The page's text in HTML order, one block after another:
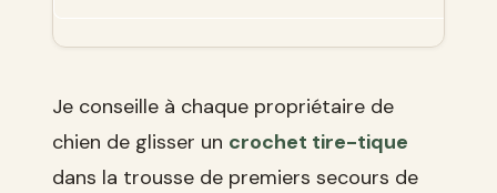
Je conseille à chaque propriétaire de
chien de glisser un crochet tire-tique
dans la trousse de premiers secours de